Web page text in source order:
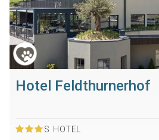
Hotel Feldthurnerhof
S HOTEL